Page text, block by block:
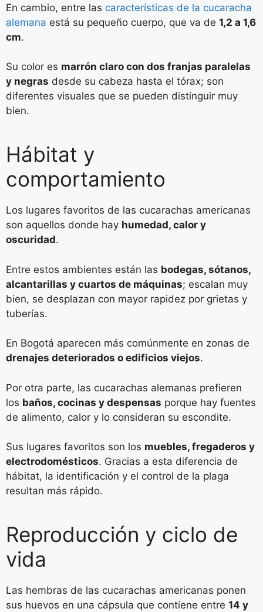
En cambio, entre las características de la cucaracha
alemana está su pequeño cuerpo, que va de 1,2 a 1,6
cm.
Su color es marrón claro con dos franjas paralelas
y negras desde su cabeza hasta el tórax; son
diferentes visuales que se pueden distinguir muy
bien.
Hábitat y
comportamiento
Los lugares favoritos de las cucarachas americanas
son aquellos donde hay humedad, calor y
oscuridad.
Entre estos ambientes están las bodegas, sótanos,
alcantarillas y cuartos de máquinas; escalan muy
bien, se desplazan con mayor rapidez por grietas y
tuberías.
En Bogotá aparecen más comúnmente en zonas de
drenajes deteriorados o edificios viejos.
Por otra parte, las cucarachas alemanas prefieren
los baños, cocinas y despensas porque hay fuentes
de alimento, calor y lo consideran su escondite.
Sus lugares favoritos son los muebles, fregaderos y
electrodomésticos. Gracias a esta diferencia de
hábitat, la identificación y el control de la plaga
resultan más rápido.
Reproducción y ciclo de
vida
Las hembras de las cucarachas americanas ponen
sus huevos en una cápsula que contiene entre 14 y